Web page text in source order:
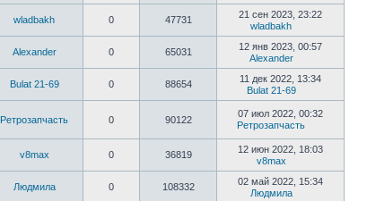
wladbakh 0 47731
21 сен 2023, 23:22
wladbakh
Alexander 0 65031
12 янв 2023, 00:57
Alexander
Bulat 21-69 0 88654
11 дек 2022, 13:34
Bulat 21-69
Ретрозапчасть 0 90122
07 июл 2022, 00:32
Ретрозапчасть
v8max 0 36819
12 июн 2022, 18:03
v8max
Людмила 0 108332
02 май 2022, 15:34
Людмила